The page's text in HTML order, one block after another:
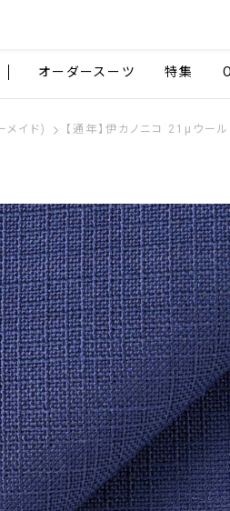
オーダースーツ 特集
メイド) 【通年】伊カノニコ 21μウー